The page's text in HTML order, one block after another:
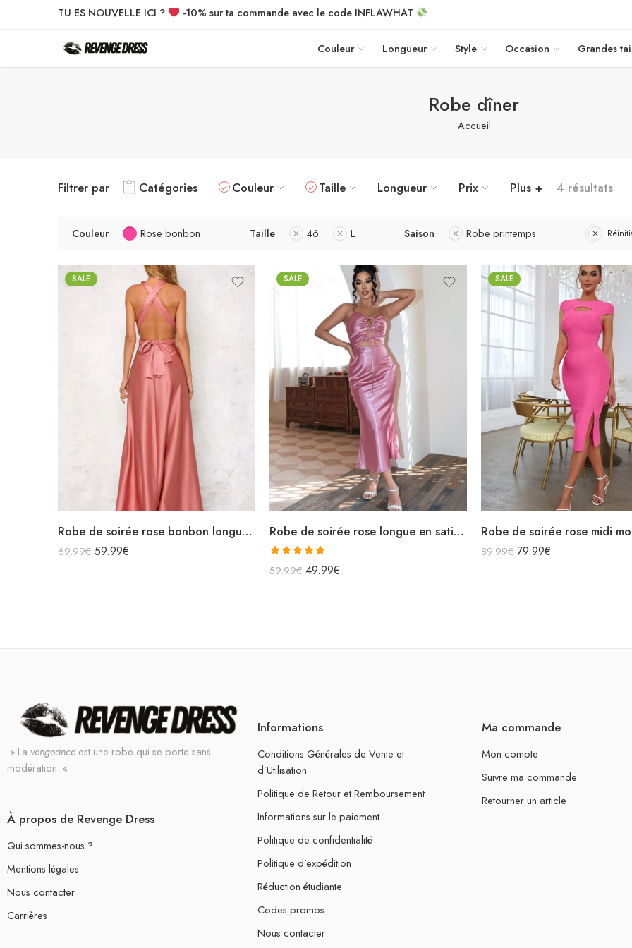
TU ES NOUVELLE ICI ? -10% sur ta commande avec le code INFLAWHAT
Couleur Longueur Style Occasion Grandes
Robe dîner
Accueil
Filtrer par Catégories Couleur Taille Longueur Prix Plus + 4 résultats
Couleur Rose bonbon Taille 46 L Saison Robe printemps
SALE
Robe de soirée rose bonbon longue en satin sans manches décolleté v bretelles croisées dans le dos
69.99€ 59.99€
SALE
Robe de soirée rose longue en satin bretelles spaghettis avec découpes
Note5.00
59.99€ 49.99€
SALE
89.99€ 79.99€
» La vengeance est une robe qui se porte sans
modération. «
À propos de Revenge Dress
Qui sommes-nous ?
Mentions légales
Nous contacter
Carrières
Informations
Conditions Générales de Vente et
d’Utilisation
Politique de Retour et Remboursement
Informations sur le paiement
Politique de confidentialité
Politique d’expédition
Réduction étudiante
Codes promos
Nous contacter
Ma commande
Mon compte
Suivre ma commande
Retourner un article